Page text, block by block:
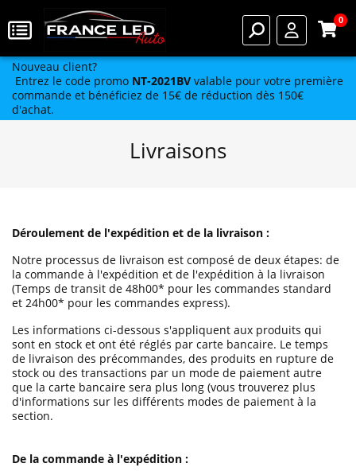
0
Nouveau client?
Entrez le code promo NT-2021BV valable pour votre première
commande et bénéficiez de 15€ de réduction dès 150€
d'achat.
Livraisons
Déroulement de l'expédition et de la livraison :
Notre processus de livraison est composé de deux étapes: de
la commande à l'expédition et de l'expédition à la livraison
(Temps de transit de 48h00* pour les commandes standard
et 24h00* pour les commandes express).
Les informations ci-dessous s'appliquent aux produits qui
sont en stock et ont été réglés par carte bancaire. Le temps
de livraison des précommandes, des produits en rupture de
stock ou des transactions par un mode de paiement autre
que la carte bancaire sera plus long (vous trouverez plus
d'informations sur les différents modes de paiement à la
section.
De la commande à l'expédition :